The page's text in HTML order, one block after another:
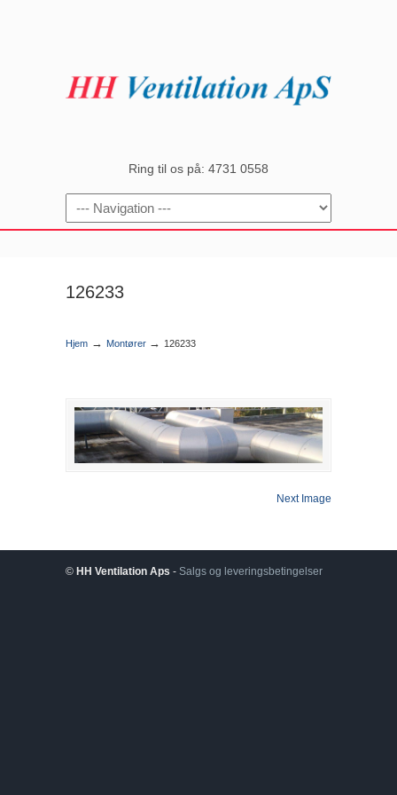
Ring til os på: 4731 0558
Navigation
126233
Hjem → Montører → 126233
Next Image
© HH Ventilation Aps - Salgs og leveringsbetingelser